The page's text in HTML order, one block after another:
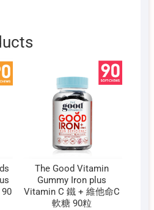
The Good Vitamin
Gummy Iron plus
Vitamin C 鐵 + 維他命C
軟糖 90粒